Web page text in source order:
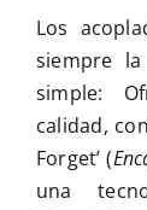
Los
siempre
simple:
calidad,
Forget’ (
una